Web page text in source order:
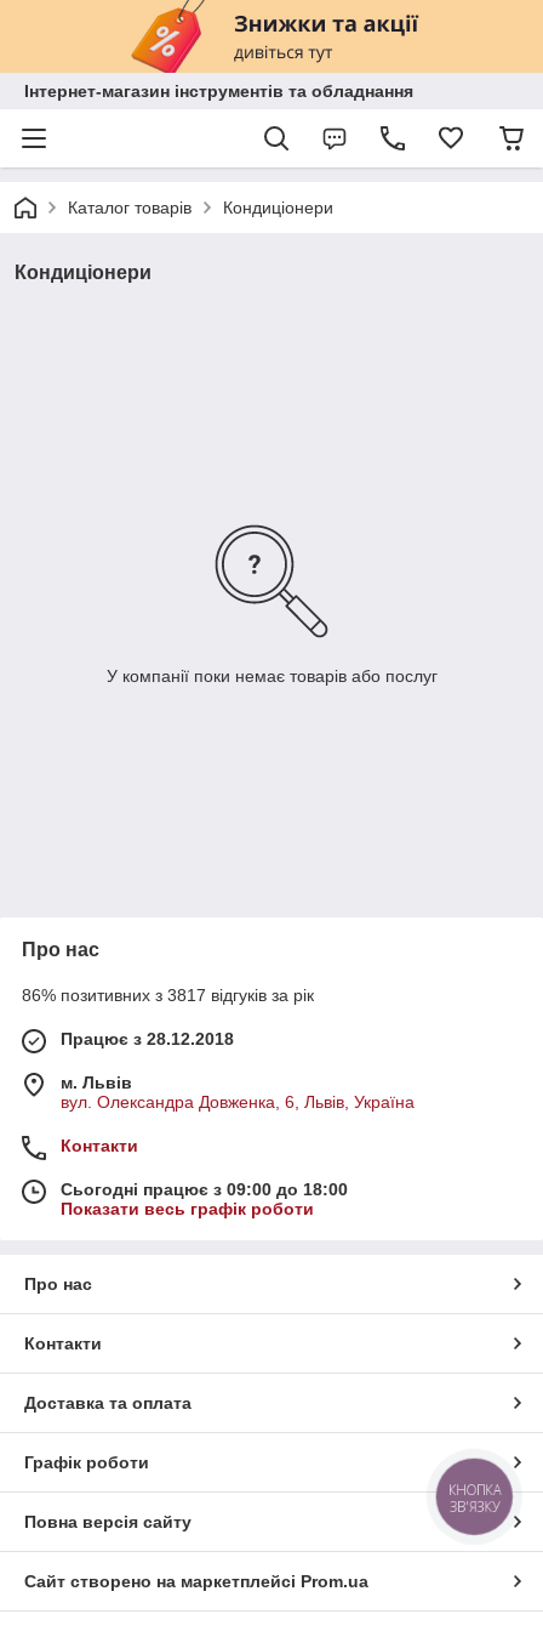
Інтернет-магазин інструментів та обладнання
Каталог товарів Кондиціонери
Кондиціонери
У компанії поки немає товарів або послуг
Про нас
86% позитивних з 3817 відгуків за рік
Працює з 28.12.2018
м. Львів
вул. Олександра Довженка, 6, Львів, Україна
Контакти
Сьогодні працює з 09:00 до 18:00
Показати весь графік роботи
Про нас
Контакти
Доставка та оплата
Графік роботи
Повна версія сайту
Сайт створено на маркетплейсі Prom.ua
КНОПКА
ЗВ'ЯЗКУ